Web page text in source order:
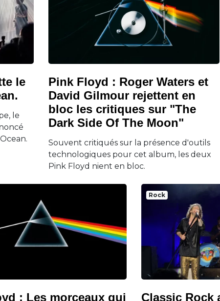
le
le
Pink Floyd : Roger Waters et
David Gilmour rejettent en
bloc les critiques sur "The
Dark Side Of The Moon"
Souvent critiqués sur la présence d'outils
technologiques pour cet album, les deux
Pink Floyd nient en bloc.
: Les morceaux qui
Rock
Classic Rock